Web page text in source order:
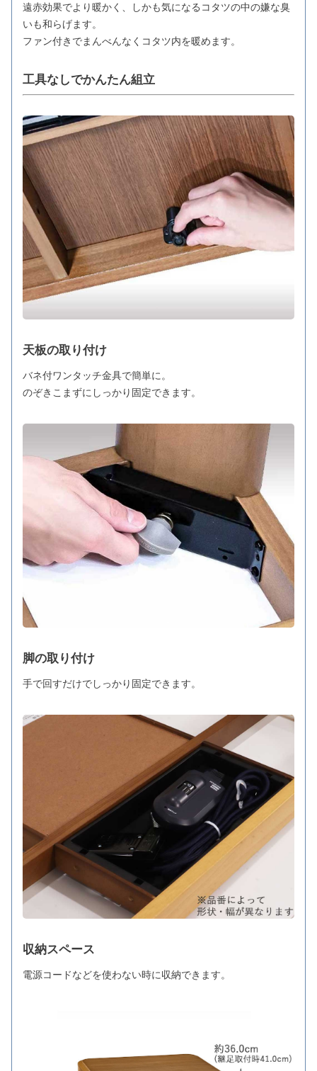
遠赤効果でより暖かく、しかも気になるコタツの中の嫌な臭
いも和らげます。
ファン付きでまんべんなくコタツ内を暖めます。
工具なしでかんたん組立
天板の取り付け
バネ付ワンタッチ金具で簡単に。
のぞきこまずにしっかり固定できます。
脚の取り付け
手で回すだけでしっかり固定できます。
収納スペース
電源コードなどを使わない時に収納できます。